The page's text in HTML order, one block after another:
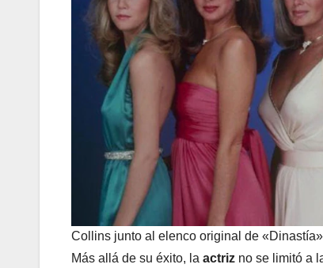
Collins junto al elenco original de
Más allá de su éxito, la actriz no se limitó a